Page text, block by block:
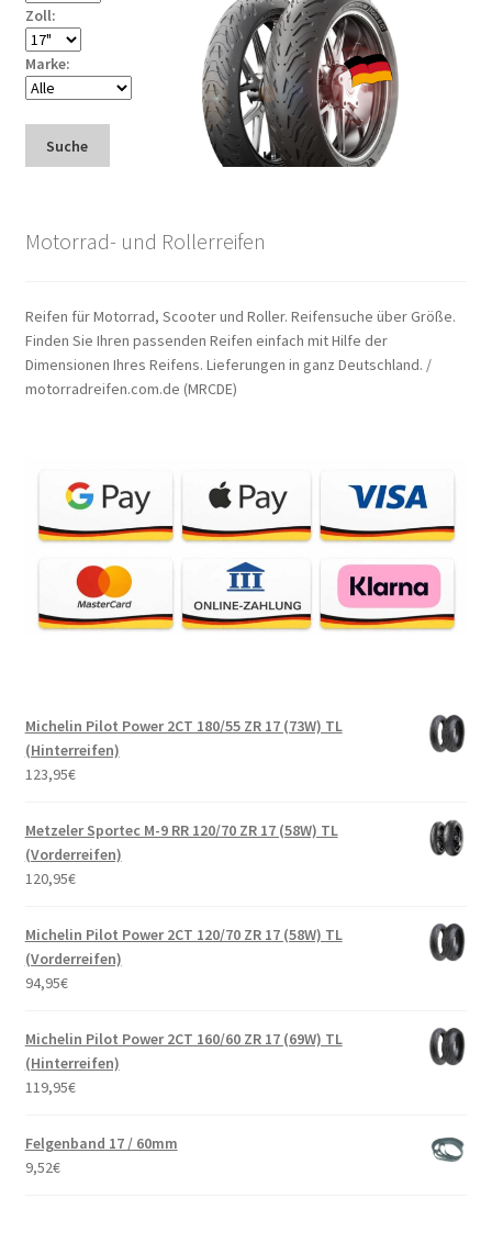
Zoll:
Marke:
Suche
Motorrad- und Rollerreifen
Reifen für Motorrad, Scooter und Roller. Reifensuche über Größe.
Finden Sie Ihren passenden Reifen einfach mit Hilfe der
Dimensionen Ihres Reifens. Lieferungen in ganz Deutschland. /
motorradreifen.com.de (MRCDE)
Michelin Pilot Power 2CT 180/55 ZR 17 (73W) TL
(Hinterreifen)
123,95€
Metzeler Sportec M-9 RR 120/70 ZR 17 (58W) TL
(Vorderreifen)
120,95€
Michelin Pilot Power 2CT 120/70 ZR 17 (58W) TL
(Vorderreifen)
94,95€
Michelin Pilot Power 2CT 160/60 ZR 17 (69W) TL
(Hinterreifen)
119,95€
Felgenband 17 / 60mm
9,52€